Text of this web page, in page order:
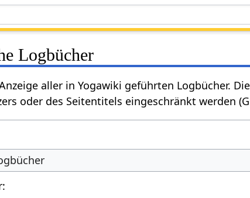
Logbücher
aller in Yogawiki geführten Logbücher.
oder des Seitentitels eingeschränkt werden